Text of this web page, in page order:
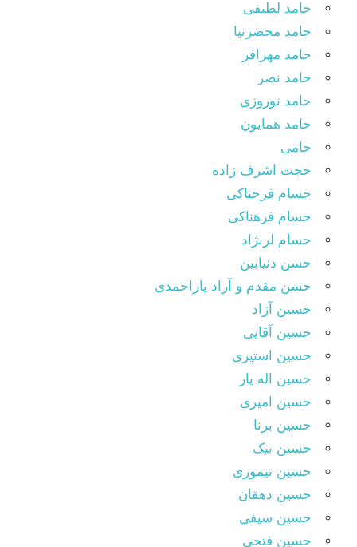
حامد لطیفی
حامد محضرنیا
حامد مهرافر
حامد نصر
حامد نوروزی
حامد همایون
حامی
حجت اشرف زاده
حسام فرحناکی
حسام فرهناکی
حسام لرنژاد
حسن دنیابین
حسن مقدم و آراد یاراحمدی
حسین آزاد
حسین آقایی
حسین استیری
حسین اله یار
حسین امیری
حسین برنا
حسین بیک
حسین تیموری
حسین دهقان
حسین سیفی
حسین فتحی